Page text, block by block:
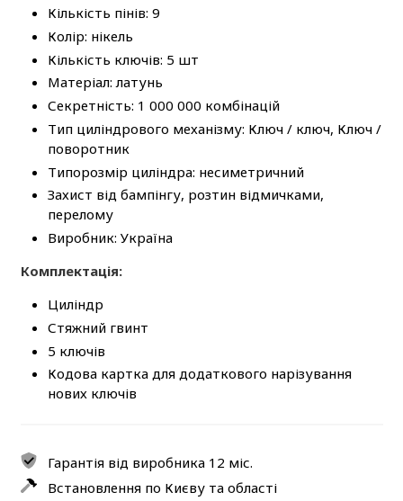
Кількість пінів: 9
Колір: нікель
Кількість ключів: 5 шт
Матеріал: латунь
Секретність: 1 000 000 комбінацій
Тип циліндрового механізму: Ключ / ключ, Ключ /
поворотник
Типорозмір циліндра: несиметричний
Захист від бампінгу, розтин відмичками,
перелому
Виробник: Україна
Комплектація:
Циліндр
Стяжний гвинт
5 ключів
Кодова картка для додаткового нарізування
нових ключів
Гарантія від виробника 12 міс.
Встановлення по Києву та області